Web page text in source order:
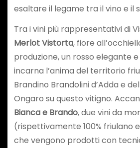
esaltare il legame tra il vino e il
Tra i vini più rappresentativi di
Merlot Vistorta, fiore
produzione, un rosso elegante
incarna l’anima del territorio
Brandino Brandolini d’Adda e
Ongaro su questo vitigno.
Bianca e Brando, due vini da
(rispettivamente 100% friulano
che vengono prodotti con